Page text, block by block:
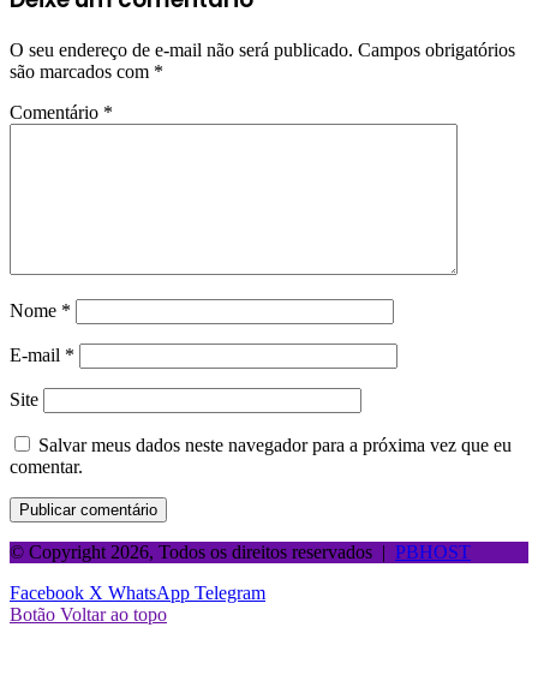
O seu endereço de e-mail não será publicado. Campos obrigatórios
são marcados com *
Comentário *
Nome *
E-mail *
Site
Salvar meus dados neste navegador para a próxima vez que eu
comentar.
© Copyright 2026, Todos os direitos reservados | PBHOST
Facebook X WhatsApp Telegram
Botão Voltar ao topo